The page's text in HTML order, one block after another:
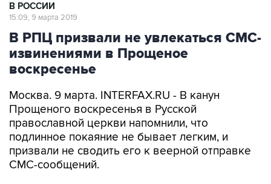
В РОССИИ
15:09, 9 марта 2019
В РПЦ призвали не увлекаться СМС-
извинениями в Прощеное
воскресенье
Москва. 9 марта. INTERFAX.RU - В канун
Прощеного воскресенья в Русской
православной церкви напомнили, что
подлинное покаяние не бывает легким, и
призвали не сводить его к веерной отправке
СМС-сообщений.